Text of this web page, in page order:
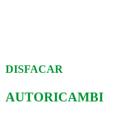
DISFACAR
AUTORICAMBI